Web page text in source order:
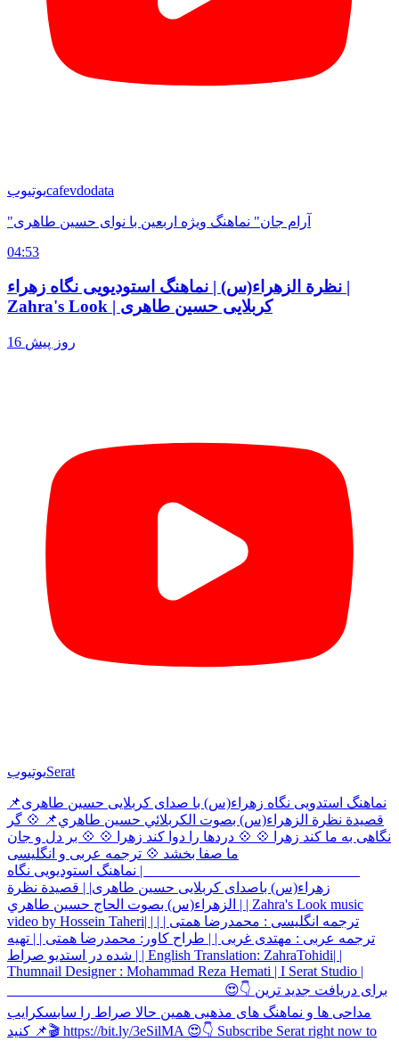
یوتیوبcafevdodata
"آرام جان" نماهنگ ویژه اربعین با نوای حسین طاهری
04:53
نظرة الزهراء(س) | نماهنگ استودیویی نگاه زهراء |
Zahra's Look | کربلایی حسین طاهری
16 روز پیش
یوتیوبSerat
نماهنگ استدویی نگاه زهراء(س) با صدای کربلایی حسین طاهری📌
قصيدة نظرة الزهراء(س) بصوت الكربلائي حسين طاهري📌 💠 گر
نگاهی به ما كند زهرا 💠 💠 دردها را دوا کند زهرا 💠 💠 بر دل و جان
ما صفا بخشد 💠 ترجمه عربی و انگلیسی
______________________________ | نماهنگ استودیویی نگاه
زهراء(س) باصدای کربلایی حسین طاهری| | قصيدة نظرة
الزهراء(س) بصوت الحاج حسين طاهري | | Zahra's Look music
video by Hossein Taheri| | ترجمه انگلیسی : محمدرضا همتی | |
ترجمه عربی : مهتدى غربی | | طراح کاور: محمدرضا همتی | | تهیه
شده در استدیو صراط | | English Translation: ZahraTohidi| |
Thumnail Designer : Mohammad Reza Hemati | I Serat Studio |
______________________________ 😍👇 برای دریافت جدید ترین
مداحی ها و نماهنگ های مذهبی همین حالا صراط را سابسکرایب
کنید 📌🎬 https://bit.ly/3eSilMA 😍👇 Subscribe Serat right now to